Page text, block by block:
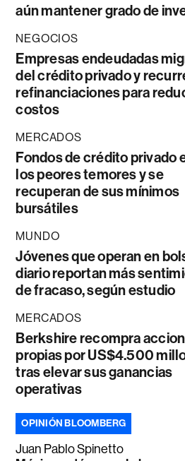
aún mantener grado de
NEGOCIOS
Empresas endeudadas
del crédito privado y
refinanciaciones para
costos
MERCADOS
Fondos de crédito privado
los peores temores y se
recuperan de sus mínimos
bursátiles
MUNDO
Jóvenes que operan en
diario reportan más
de fracaso, según estudio
MERCADOS
Berkshire recompra
propias por US$4.500
tras elevar sus ganancias
operativas
OPINIÓN BLOOMBERG
Juan Pablo Spinetto